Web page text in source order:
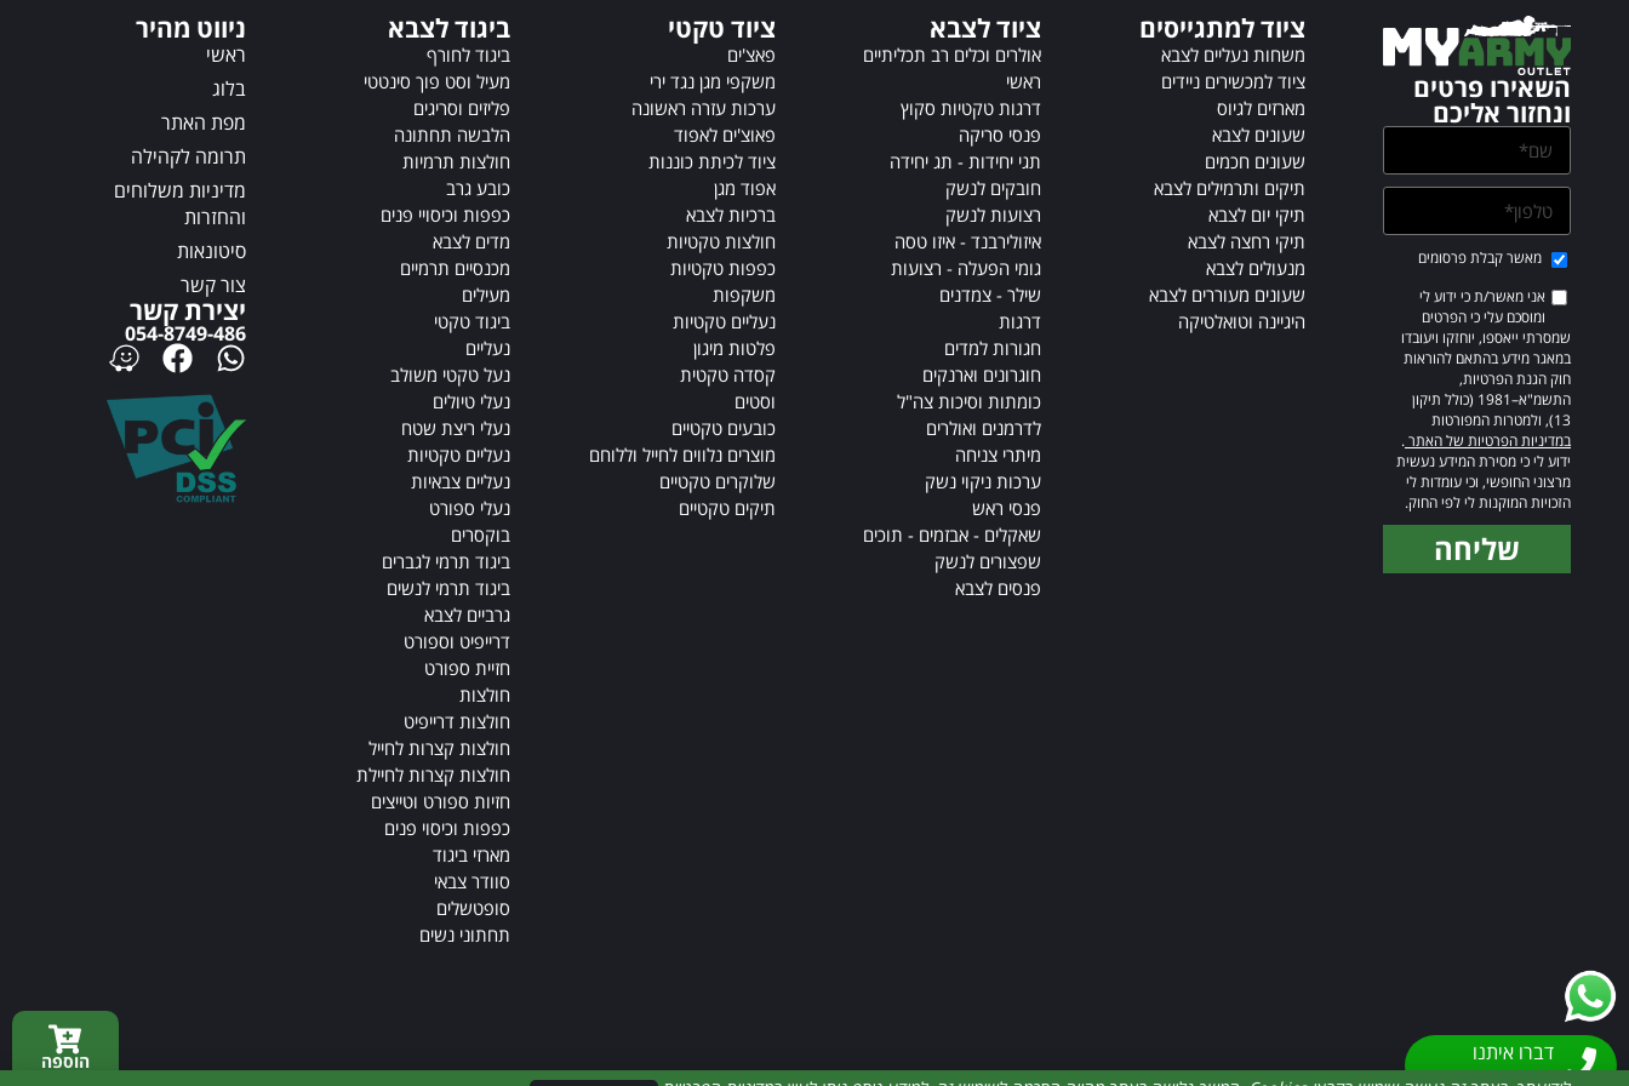
i
v
e
:
v
i
הוספה
השאירו פרטים
ונחזור אליכם
מאשר קבלת פרסומים
אני מאשר/ת כי ידוע לי
ומוסכם עלי כי הפרטים
שמסרתי ייאספו, יוחזקו ויעובדו
במאגר מידע בהתאם להוראות
חוק הגנת הפרטיות,
התשמ"א–1981 (כולל תיקון
13), ולמטרות המפורטות
במדיניות הפרטיות של האתר.
ידוע לי כי מסירת המידע נעשית
מרצוני החופשי, וכי עומדות לי
הזכויות המוקנות לי לפי החוק.
שליחה
ציוד למתגייסים
משחות נעליים לצבא
ציוד למכשירים ניידים
מארזים לגיוס
שעונים לצבא
שעונים חכמים
תיקים ותרמילים לצבא
תיקי יום לצבא
תיקי רחצה לצבא
מנעולים לצבא
שעונים מעוררים לצבא
היגיינה וטואלטיקה
ציוד לצבא
אולרים וכלים רב תכליתיים
ראשי
דרגות טקטיות סקוץ
פנסי סריקה
תגי יחידות - תג יחידה
חובקים לנשק
רצועות לנשק
איזולירבנד - איזו טסה
גומי הפעלה - רצועות
שילר - צמדנים
דרגות
חגורות למדים
חוגרונים וארנקים
כומתות וסיכות צה"ל
לדרמנים ואולרים
מיתרי צניחה
ערכות ניקוי נשק
פנסי ראש
שאקלים - אבזמים - תוכים
שפצורים לנשק
פנסים לצבא
ציוד טקטי
פאצ'ים
משקפי מגן נגד ירי
ערכות עזרה ראשונה
פאוצ'ים לאפוד
ציוד לכיתת כוננות
אפוד מגן
ברכיות לצבא
חולצות טקטיות
כפפות טקטיות
משקפות
נעליים טקטיות
פלטות מיגון
קסדה טקטית
וסטים
כובעים טקטיים
מוצרים נלווים לחייל וללוחם
שלוקרים טקטיים
תיקים טקטיים
ביגוד לצבא
ביגוד לחורף
מעיל וסט פוך סינטטי
פליזים וסריגים
הלבשה תחתונה
חולצות תרמיות
כובע גרב
כפפות וכיסויי פנים
מדים לצבא
מכנסיים תרמיים
מעילים
ביגוד טקטי
נעליים
נעל טקטי משולב
נעלי טיולים
נעלי ריצת שטח
נעליים טקטיות
נעליים צבאיות
נעלי ספורט
בוקסרים
ביגוד תרמי לגברים
ביגוד תרמי לנשים
גרביים לצבא
דרייפיט וספורט
חזיית ספורט
חולצות
חולצות דרייפיט
חולצות קצרות לחייל
חולצות קצרות לחיילת
חזיות ספורט וטייצים
כפפות וכיסוי פנים
מארזי ביגוד
סוודר צבאי
סופטשלים
תחתוני נשים
ניווט מהיר
ראשי
בלוג
מפת האתר
תרומה לקהילה
מדיניות משלוחים
והחזרות
סיטונאות
צור קשר
יצירת קשר
054-8749-486
My Army כל הזכויות שמורות 2019-2025 © בניית אתרים
דברו איתנו
054-8749-486